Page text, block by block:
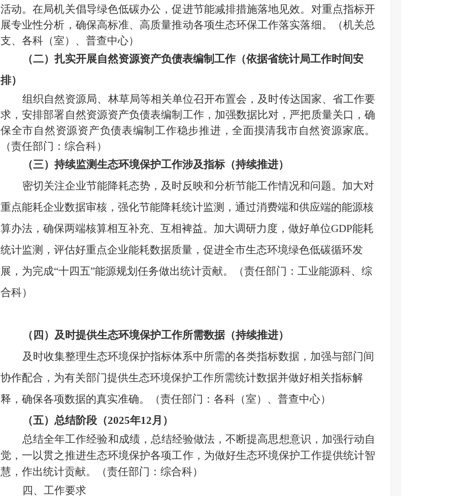
活动。在局机关倡导绿色低碳办公，促进节能减排措施落地见效。对重点指标开
展专业性分析，确保高标准、高质量推动各项生态环保工作落实落细。（机关总
支、各科（室）、普查中心）
（二）扎实开展自然资源资产负债表编制工作（依据省统计局工作时间安
排）
组织自然资源局、林草局等相关单位召开布置会， 及时传达国家、 省工作要
求，安排部署自然资源资产负债表编制工作，加强数据比对，严把质量关口，确
保全市自然资源资产负债表编制工作稳步推进，全面摸清我市自然资源家底。
（责任部门：综合科）
（三）持续监测生态环境保护工作涉及指标（持续推进）
密切关注企业节能降耗态势，及时反映和分析节能工作情况和问题。加大对
重点能耗企业数据审核， 强化节能降耗统计监测，通过消费端和供应端的能源核
算办法，确保两端核算相互补充、互相裨益。加大调研力度，做好单位GDP能耗
统计监测，评估好重点企业能耗数据质量，促进全市生态环境绿色低碳循环发
展，为完成“十四五”能源规划任务做出统计贡献。
（责任部门：工业能源科、综
合科）
（四）及时提供生态环境保护工作所需数据（持续推进）
及时收集整理生态环境保护指标体系中所需的各类指标数据，加强与部门间
协作配合，为有关部门提供生态环境保护工作所需统计数据并做好相关指标解
释，确保各项数据的真实准确。（责任部门：各科（室）、普查中心）
（五）总结阶段（2025年12月）
总结全年工作经验和成绩，总结经验做法，不断提高思想意识，加强行动自
觉 ，一以贯之推进生态环境保护各项工作，为做好生态环境保护工作提供统计智
慧，作出统计贡献。
（责任部门：综合科）
四、工作要求